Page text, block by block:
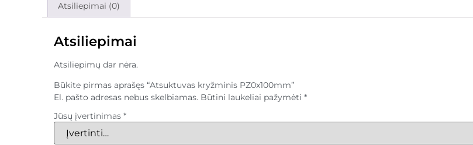
Atsiliepimai (0)
Atsiliepimai
Atsiliepimų dar nėra.
Būkite pirmas aprašęs “Atsuktuvas kryžminis PZ0x100mm”
El. pašto adresas nebus skelbiamas. Būtini laukeliai pažymėti *
Jūsų įvertinimas *